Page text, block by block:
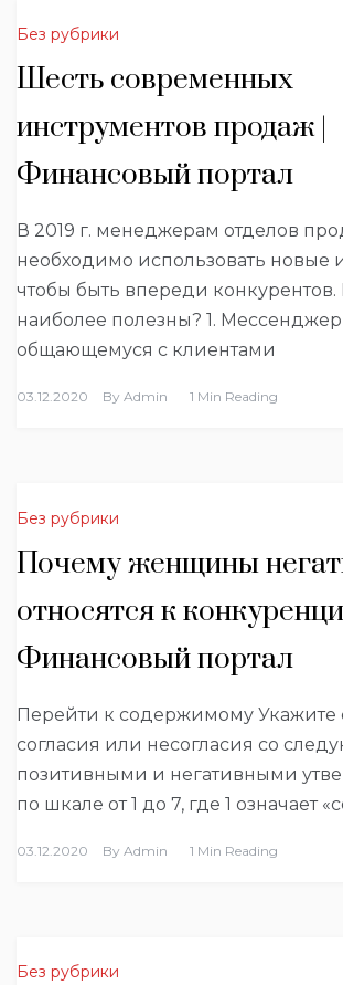
Без рубрики
Шесть современных
инструментов продаж |
Финансовый портал
В 2019 г. менеджерам отделов
необходимо использовать новые
чтобы быть впереди конкурентов.
наиболее полезны? 1.
общающемуся с клиентами
03.12.2020 By Admin 1 Min Reading
Без рубрики
Почему женщины
относятся к
Финансовый портал
Перейти к содержимому Укажите
согласия или несогласия со
позитивными и негативными
по шкале от 1 до 7, где 1 означает
03.12.2020 By Admin 1 Min Reading
Без рубрики